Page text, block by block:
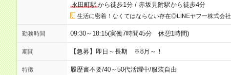
永田町駅から徒歩1分/ 赤坂見附駅から徒歩4分
生活に密着！なくてはならない存在◎LINEヤフー株式会社
勤務時間 09:30～18:15(実働7時間45分 休憩1時間)
期間 【急募】即日～長期 ※8月～！
特徴 履歴書不要/40～50代活躍中/服装自由